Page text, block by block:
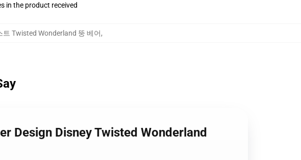
in the product received
트 Twisted Wonderland 뚱 베어,
Design Disney Twisted Wonderland